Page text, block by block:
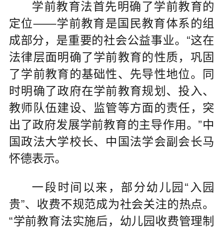
学前教育法首先明确了学前教育的
定位——学前教育是国民教育体系的组
成部分，是重要的社会公益事业。“这在
法律层面明确了学前教育的性质，巩固
了学前教育的基础性、先导性地位。同
时明确了政府在学前教育规划、投入、
教师队伍建设、监管等方面的责任，突
出了政府发展学前教育的主导作用。”中
国政法大学校长、中国法学会副会长马
怀德表示。
一段时间以来，部分幼儿园“入园
贵”、收费不规范成为社会关注的热点。
“学前教育法实施后，幼儿园收费管理制